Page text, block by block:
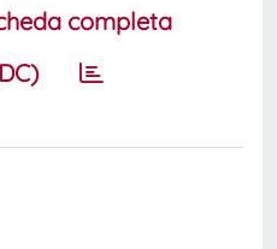
completa